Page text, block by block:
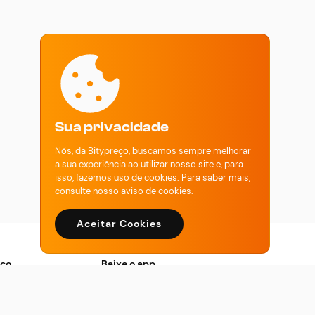
Sua privacidade
Nós, da Bitypreço, buscamos sempre melhorar
a sua experiência ao utilizar nosso site e, para
isso, fazemos uso de cookies. Para saber mais,
consulte nossoaviso de cookies.
Aceitar Cookies
Baixe o app